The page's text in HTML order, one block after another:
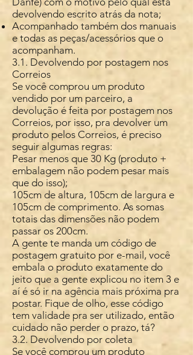
devolvendo escrito atrás da nota;
Acompanhado também dos manuais
e todas as peças/acessórios que o
acompanham.
3.1. Devolvendo por postagem nos
Correios
Se você comprou um produto
vendido por um parceiro, a
devolução é feita por postagem nos
Correios, por isso, pra devolver um
produto pelos Correios, é preciso
seguir algumas regras:
Pesar menos que 30 Kg (produto +
embalagem não podem pesar mais
que do isso);
105cm de altura, 105cm de largura e
105cm de comprimento. As somas
totais das dimensões não podem
passar os 200cm.
A gente te manda um código de
postagem gratuito por e-mail, você
embala o produto exatamente do
jeito que a gente explicou no item 3 e
aí é só ir na agência mais próxima pra
postar. Fique de olho, esse código
tem validade pra ser utilizado, então
cuidado não perder o prazo, tá?
3.2. Devolvendo por coleta
Se você comprou um produto